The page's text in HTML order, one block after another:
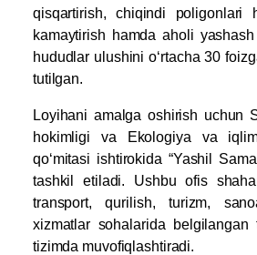
qisqartirish, chiqindi poligonlari
kamaytirish hamda aholi
hududlar ulushini o‘rtacha 30
tutilgan.
Loyihani amalga oshirish uchun
hokimligi va Ekologiya va
qo‘mitasi ishtirokida “Yashil
tashkil etiladi. Ushbu ofis
transport, qurilish, turizm,
xizmatlar sohalarida belgilangan
tizimda muvofiqlashtiradi.